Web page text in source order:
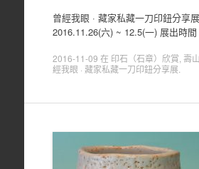
曾經我眼 · 藏家私藏一刀印鈕分享
2016.11.26(六) ~ 12.5(一) 展出時
2016-11-09 在 印石（石章）欣賞 壽
經我眼 · 藏家私藏一刀印鈕分享展.